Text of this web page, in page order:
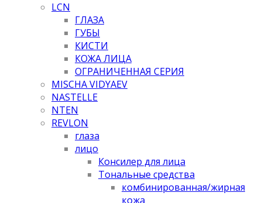
LCN
ГЛАЗА
ГУБЫ
КИСТИ
КОЖА ЛИЦА
ОГРАНИЧЕННАЯ СЕРИЯ
MISCHA VIDYAEV
NASTELLE
NTEN
REVLON
глаза
лицо
Консилер для лица
Тональные средства
комбинированная/жирная
кожа